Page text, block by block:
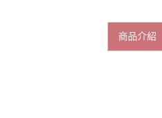
商品介紹